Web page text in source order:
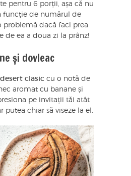
pentru 6 porții, așa că nu
funcție de numărul de
problemă dacă faci prea
de ea a doua zi la prânz!
și dovleac
desert clasic cu o notă de
aromat cu banane și
pe invitații tăi atât
putea chiar să viseze la el.